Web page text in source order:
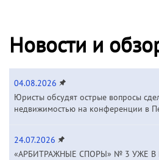
Новости и
04.08.2026
Юристы обсудят острые вопросы
недвижимостью на конференции в
24.07.2026
«АРБИТРАЖНЫЕ СПОРЫ» № 3 УЖЕ В